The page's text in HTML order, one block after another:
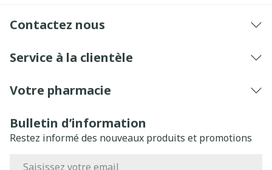
Contactez nous
Service à la clientèle
Votre pharmacie
Bulletin d’information
Restez informé des nouveaux produits et promotions